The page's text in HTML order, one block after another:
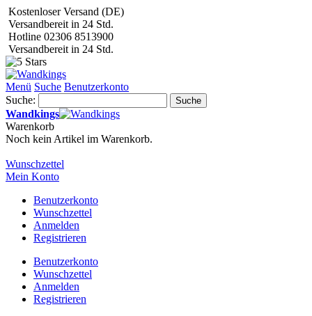
Kostenloser Versand (DE)
Versandbereit in 24 Std.
Hotline 02306 8513900
Versandbereit in 24 Std.
Menü Suche Benutzerkonto
Suche:
Suche
Wandkings
Warenkorb
Noch kein Artikel im Warenkorb.
Wunschzettel
Mein Konto
Benutzerkonto
Wunschzettel
Anmelden
Registrieren
Benutzerkonto
Wunschzettel
Anmelden
Registrieren